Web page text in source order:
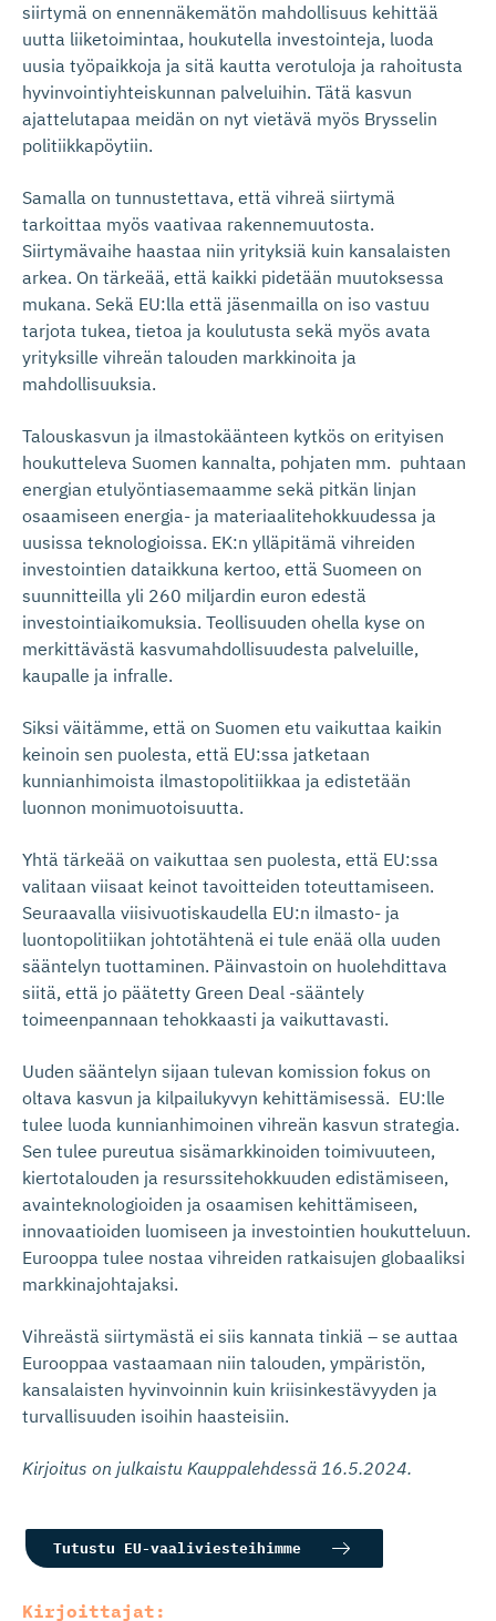
siirtymä on ennennäkemätön mahdollisuus kehittää
uutta liiketoimintaa, houkutella investointeja, luoda
uusia työpaikkoja ja sitä kautta verotuloja ja rahoitusta
hyvinvointiyhteiskunnan palveluihin. Tätä kasvun
ajattelutapaa meidän on nyt vietävä myös Brysselin
politiikkapöytiin.
Samalla on tunnustettava, että vihreä siirtymä
tarkoittaa myös vaativaa rakennemuutosta.
Siirtymävaihe haastaa niin yrityksiä kuin kansalaisten
arkea. On tärkeää, että kaikki pidetään muutoksessa
mukana. Sekä EU:lla että jäsenmailla on iso vastuu
tarjota tukea, tietoa ja koulutusta sekä myös avata
yrityksille vihreän talouden markkinoita ja
mahdollisuuksia.
Talouskasvun ja ilmastokäänteen kytkös on erityisen
houkutteleva Suomen kannalta, pohjaten mm. puhtaan
energian etulyöntiasemaamme sekä pitkän linjan
osaamiseen energia- ja materiaalitehokkuudessa ja
uusissa teknologioissa. EK:n ylläpitämä vihreiden
investointien dataikkuna kertoo, että Suomeen on
suunnitteilla yli 260 miljardin euron edestä
investointiaikomuksia. Teollisuuden ohella kyse on
merkittävästä kasvumahdollisuudesta palveluille,
kaupalle ja infralle.
Siksi väitämme, että on Suomen etu vaikuttaa kaikin
keinoin sen puolesta, että EU:ssa jatketaan
kunnianhimoista ilmastopolitiikkaa ja edistetään
luonnon monimuotoisuutta.
Yhtä tärkeää on vaikuttaa sen puolesta, että EU:ssa
valitaan viisaat keinot tavoitteiden toteuttamiseen.
Seuraavalla viisivuotiskaudella EU:n ilmasto- ja
luontopolitiikan johtotähtenä ei tule enää olla uuden
sääntelyn tuottaminen. Päinvastoin on huolehdittava
siitä, että jo päätetty Green Deal -sääntely
toimeenpannaan tehokkaasti ja vaikuttavasti.
Uuden sääntelyn sijaan tulevan komission fokus on
oltava kasvun ja kilpailukyvyn kehittämisessä. EU:lle
tulee luoda kunnianhimoinen vihreän kasvun strategia.
Sen tulee pureutua sisämarkkinoiden toimivuuteen,
kiertotalouden ja resurssitehokkuuden edistämiseen,
avainteknologioiden ja osaamisen kehittämiseen,
innovaatioiden luomiseen ja investointien houkutteluun.
Eurooppa tulee nostaa vihreiden ratkaisujen globaaliksi
markkinajohtajaksi.
Vihreästä siirtymästä ei siis kannata tinkiä – se auttaa
Eurooppaa vastaamaan niin talouden, ympäristön,
kansalaisten hyvinvoinnin kuin kriisinkestävyyden ja
turvallisuuden isoihin haasteisiin.
Kirjoitus on julkaistu Kauppalehdessä 16.5.2024.
Tutustu EU-vaaliviesteihimme
Kirjoittajat: